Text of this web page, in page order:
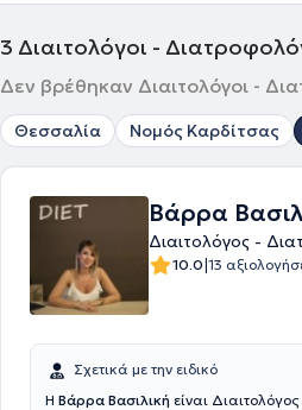
3 Διαιτολόγοι -
Δεν βρέθηκαν Διαιτολόγοι -
Θεσσαλία Νομός Καρδίτσας
Βάρρα
Διαιτολόγος -
10.0|13
Σχετικά με την ειδικό
H Βάρρα Βασιλική είναι